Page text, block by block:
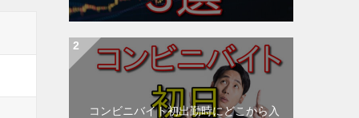
コンビニバイト初出勤時にどこから入